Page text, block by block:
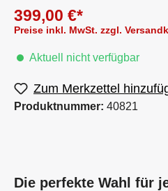
399,00 €*
Preise inkl. MwSt. zzgl.
Aktuell nicht verfügbar
Zum Merkzettel
Produktnummer: 40821
Die perfekte Wahl für